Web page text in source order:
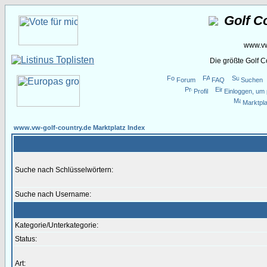
Golf
Die größte Golf
Forum FAQ
Suchen
Profil
Einloggen,
www.vw-golf-country.de Marktplatz Index
Suche nach Schlüsselwörtern:
Suche nach Username:
Kategorie/Unterkategorie:
Status:
Art: